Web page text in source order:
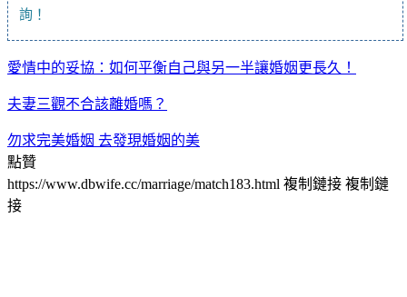
詢！
愛情中的妥協：如何平衡自己與另一半讓婚姻更長久！
夫妻三觀不合該離婚嗎？
勿求完美婚姻 去發現婚姻的美
點贊
https://www.dbwife.cc/marriage/match183.html 複制鏈接 複制鏈
接